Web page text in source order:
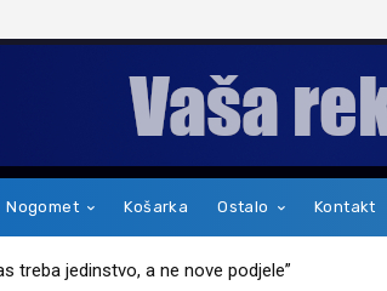
Nogomet Košarka Ostalo Kontakt